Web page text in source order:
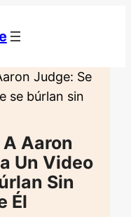
Judge: Se
se búrlan sin
Aaron
Un Video
Sin
Él